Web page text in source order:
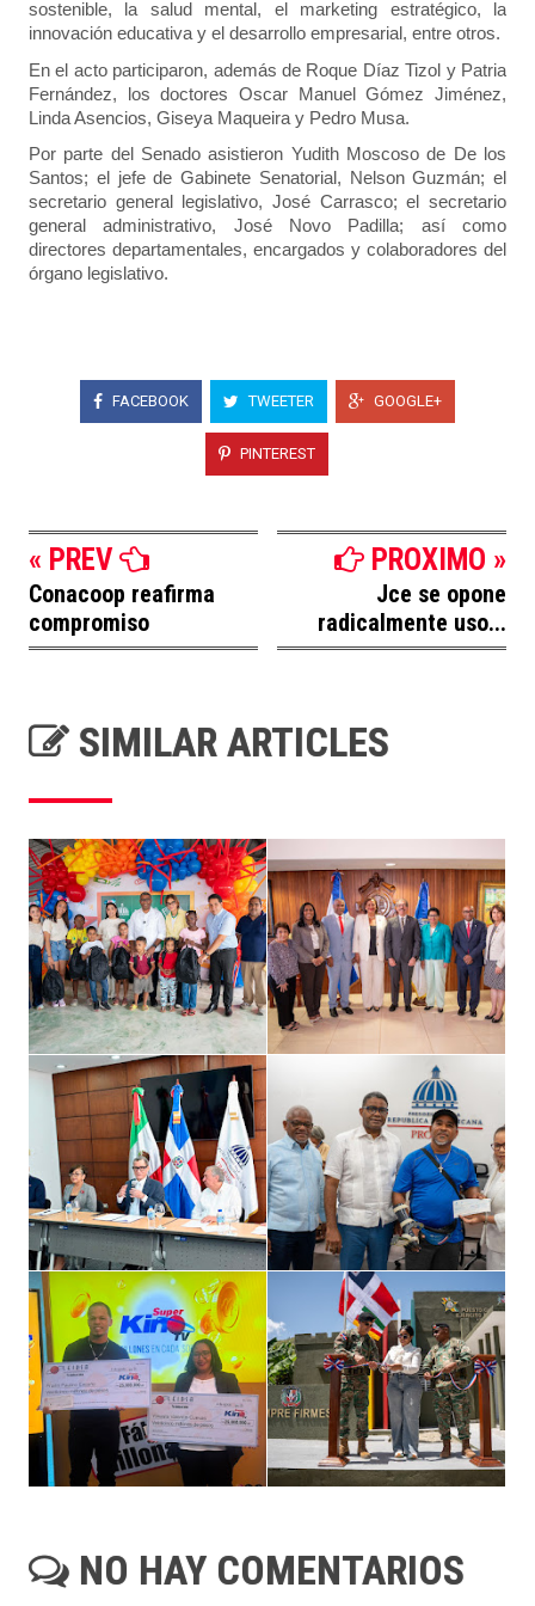
sostenible, la salud mental, el marketing estratégico, la
innovación educativa y el desarrollo empresarial, entre otros.
En el acto participaron, además de Roque Díaz Tizol y Patria
Fernández, los doctores Oscar Manuel Gómez Jiménez,
Linda Asencios, Giseya Maqueira y Pedro Musa.
Por parte del Senado asistieron Yudith Moscoso de De los
Santos; el jefe de Gabinete Senatorial, Nelson Guzmán; el
secretario general legislativo, José Carrasco; el secretario
general administrativo, José Novo Padilla; así como
directores departamentales, encargados y colaboradores del
órgano legislativo.
FACEBOOK TWEETER GOOGLE+
PINTEREST
« PREV
Conacoop reafirma
compromiso
PROXIMO »
Jce se opone
radicalmente uso...
SIMILAR ARTICLES
NO HAY COMENTARIOS